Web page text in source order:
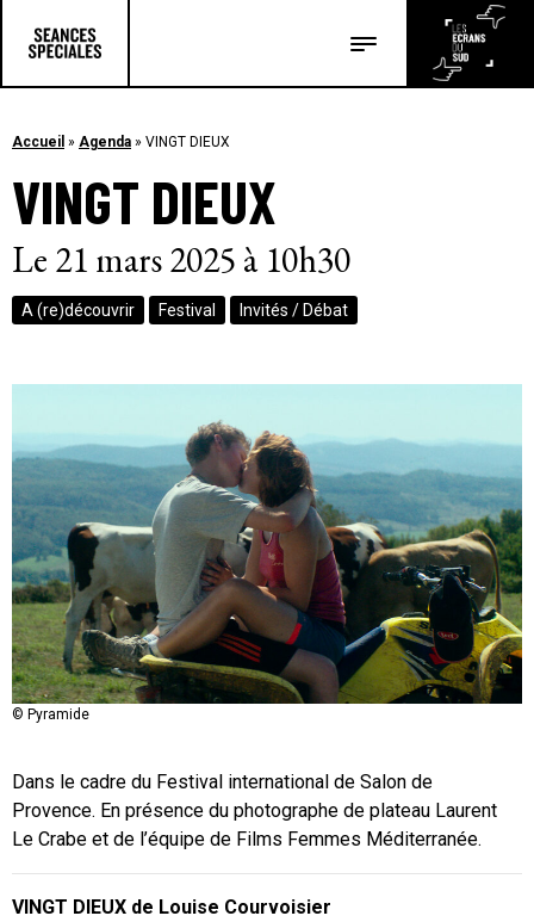
Les articles
Accueil » Agenda » VINGT DIEUX
VINGT DIEUX
Le 21 mars 2025 à 10h30
A (re)découvrir Festival Invités / Débat
© Pyramide
© Pyramide
© Pyramide
© Pyramide
Dans le cadre du Festival international de Salon de
Provence. En présence du photographe de plateau Laurent
Le Crabe et de l’équipe de Films Femmes Méditerranée.
VINGT DIEUX de Louise Courvoisier